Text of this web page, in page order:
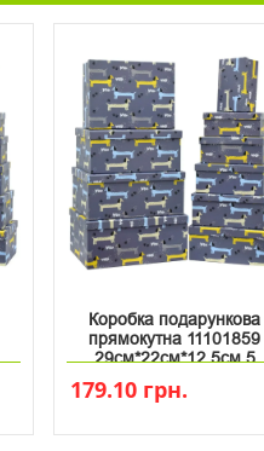
Коробка подарункова
прямокутна 11101859
29см*22см*12.5см 5
179.10 грн.